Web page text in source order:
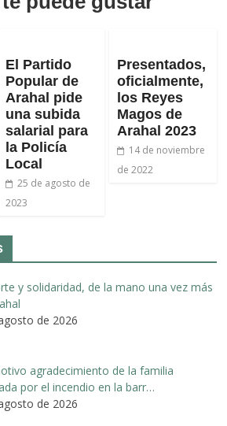
El Partido
Popular de
Arahal pide
una subida
salarial para
la Policía
Local
25 de agosto de
2023
Presentados,
oficialmente,
los Reyes
Magos de
Arahal 2023
14 de noviembre
de 2022
y solidaridad, de la mano una vez más
de 2026
agradecimiento de la familia
por el incendio en la barr…
de 2026